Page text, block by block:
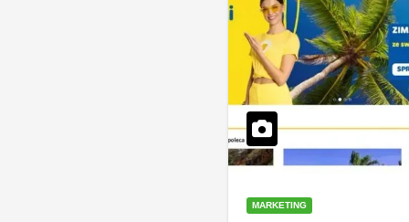
MARKETING